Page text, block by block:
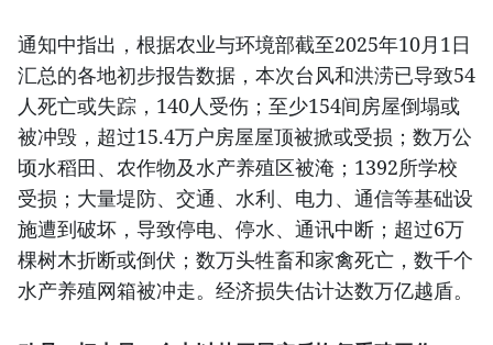
通知中指出，根据农业与环境部截至2025年10月1日
汇总的各地初步报告数据，本次台风和洪涝已导致54
人死亡或失踪，140人受伤；至少154间房屋倒塌或
被冲毁，超过15.4万户房屋屋顶被掀或受损；数万公
顷水稻田、农作物及水产养殖区被淹；1392所学校
受损；大量堤防、交通、水利、电力、通信等基础设
施遭到破坏，导致停电、停水、通讯中断；超过6万
棵树木折断或倒伏；数万头牲畜和家禽死亡，数千个
水产养殖网箱被冲走。经济损失估计达数万亿越盾。